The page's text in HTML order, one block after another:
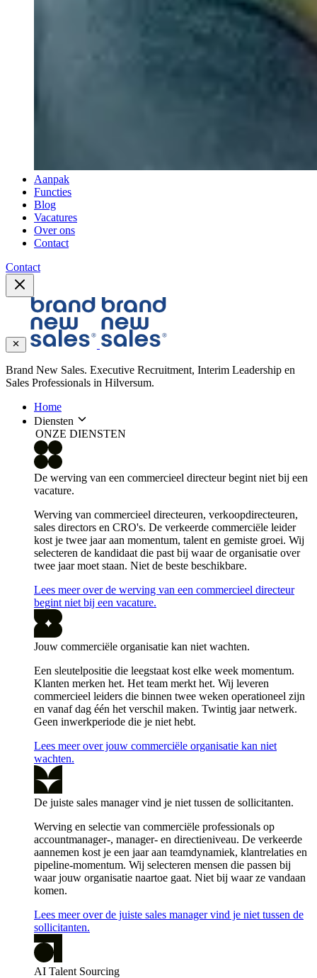
Aanpak
Functies
Blog
Vacatures
Over ons
Contact
Contact
Brand New Sales. Executive Recruitment, Interim Leadership en
Sales Professionals in Hilversum.
Home
Diensten
ONZE DIENSTEN
De werving van een commercieel directeur begint niet bij een
vacature.
Werving van commercieel directeuren, verkoopdirecteuren,
sales directors en CRO's. De verkeerde commerciële leider
kost je twee jaar aan momentum, talent en gemiste groei. Wij
selecteren de kandidaat die past bij waar de organisatie over
twee jaar moet staan. Niet de beste beschikbare.
Lees meer over de werving van een commercieel directeur
begint niet bij een vacature.
Jouw commerciële organisatie kan niet wachten.
Een sleutelpositie die leegstaat kost elke week momentum.
Klanten merken het. Het team merkt het. Wij leveren
commercieel leiders die binnen twee weken operationeel zijn
en vanaf dag één het verschil maken. Twintig jaar netwerk.
Geen inwerkperiode die je niet hebt.
Lees meer over jouw commerciële organisatie kan niet
wachten.
De juiste sales manager vind je niet tussen de sollicitanten.
Werving en selectie van commerciële professionals op
accountmanager-, manager- en directieniveau. De verkeerde
aannemen kost je een jaar aan teamdynamiek, klantrelaties en
pipeline-momentum. Wij selecteren mensen die passen bij
waar jouw organisatie naartoe gaat. Niet bij waar ze vandaan
komen.
Lees meer over de juiste sales manager vind je niet tussen de
sollicitanten.
AI Talent Sourcing